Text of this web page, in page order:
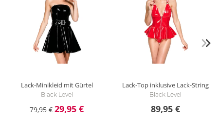
Lack-Minikleid mit Gürtel
Black Level
79,95 € 29,95 €
Lack-Top inklusive Lack-String
Black Level
89,95 €